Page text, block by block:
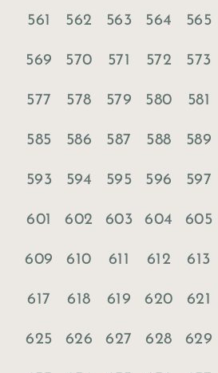
561 562 563 564 565
569 570 571 572 573
577 578 579 580 581
585 586 587 588 589
593 594 595 596 597
601 602 603 604 605
609 610 611 612 613
617 618 619 620 621
625 626 627 628 629